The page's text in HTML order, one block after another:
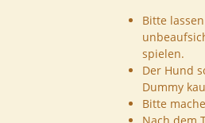
Bitte
spielen.
Der Hund
Dummy
Bitte